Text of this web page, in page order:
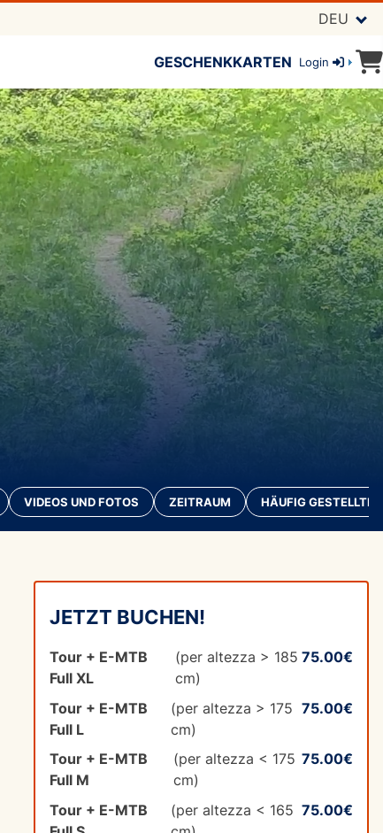
DEU
GESCHENKKARTEN Login
VIDEOS UND FOTOS ZEITRAUM HÄUFIG GESTELLTE
JETZT BUCHEN!
Tour + E-MTB
Full XL
(per altezza > 185
cm)
75.00€
Tour + E-MTB
Full L
(per altezza > 175
cm)
75.00€
Tour + E-MTB
Full M
(per altezza < 175
cm)
75.00€
Tour + E-MTB
(per altezza < 165 75.00€